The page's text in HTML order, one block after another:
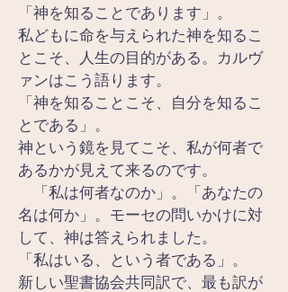
「神を知ることであります」。
私どもに命を与えられた神を知るこ
とこそ、人生の目的がある。カルヴ
ァンはこう語ります。
「神を知ることこそ、自分を知るこ
とである」。
神という鏡を見てこそ、私が何者で
あるかが見えて来るのです。
「私は何者なのか」。「あなたの
名は何か」。モーセの問いかけに対
して、神は答えられました。
「私はいる、という者である」。
新しい聖書協会共同訳で、最も訳が